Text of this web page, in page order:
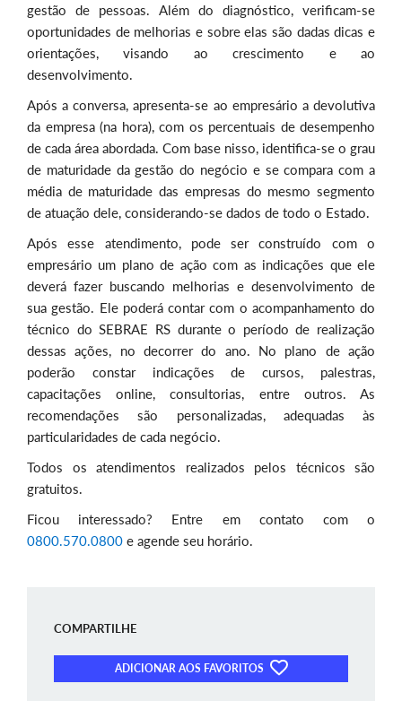
gestão de pessoas. Além do diagnóstico, verificam-se
oportunidades de melhorias e sobre elas são dadas dicas e
orientações, visando ao crescimento e ao
desenvolvimento.
Após a conversa, apresenta-se ao empresário a devolutiva
da empresa (na hora), com os percentuais de desempenho
de cada área abordada. Com base nisso, identifica-se o grau
de maturidade da gestão do negócio e se compara com a
média de maturidade das empresas do mesmo segmento
de atuação dele, considerando-se dados de todo o Estado.
Após esse atendimento, pode ser construído com o
empresário um plano de ação com as indicações que ele
deverá fazer buscando melhorias e desenvolvimento de
sua gestão. Ele poderá contar com o acompanhamento do
técnico do SEBRAE RS durante o período de realização
dessas ações, no decorrer do ano. No plano de ação
poderão constar indicações de cursos, palestras,
capacitações online, consultorias, entre outros. As
recomendações são personalizadas, adequadas às
particularidades de cada negócio.
Todos os atendimentos realizados pelos técnicos são
gratuitos.
Ficou interessado? Entre em contato com o
0800.570.0800 e agende seu horário.
COMPARTILHE
ADICIONAR AOS FAVORITOS